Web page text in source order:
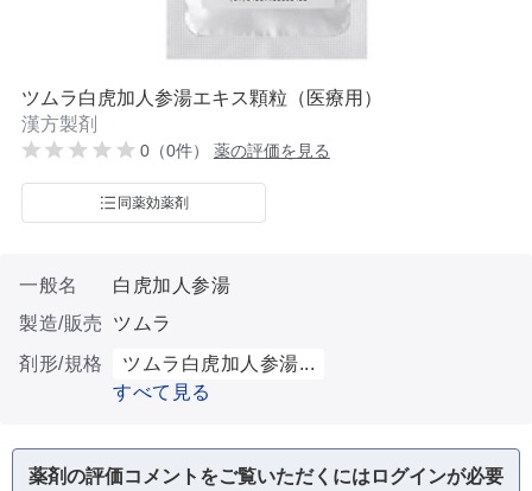
ツムラ白虎加人参湯エキス顆粒（医療用）
漢方製剤
0（0件） 薬の評価を見る
同薬効薬剤
一般名
白虎加人参湯
製造/販売
ツムラ
剤形/規格
ツムラ白虎加人参湯...
すべて見る
薬剤の評価コメントをご覧いただくにはログインが必要